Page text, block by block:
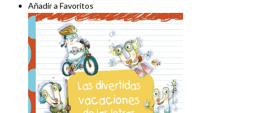
Añadir a Favoritos